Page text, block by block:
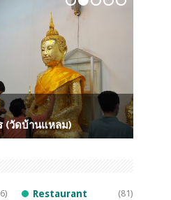
(วัดบ้านแหลม)
Restaurant (81)